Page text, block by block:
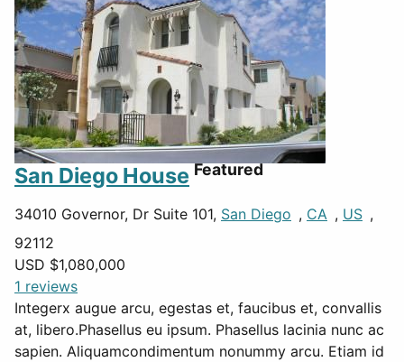
San Diego House Featured
34010 Governor, Dr Suite 101, San Diego , CA , US ,
92112
USD $1,080,000
1 reviews
Integerx augue arcu, egestas et, faucibus et, convallis
at, libero.Phasellus eu ipsum. Phasellus lacinia nunc ac
sapien. Aliquamcondimentum nonummy arcu. Etiam id